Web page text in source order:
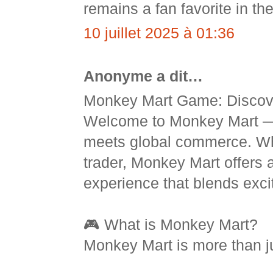
remains a fan favorite in
10 juillet 2025 à 01:36
Anonyme a dit…
Monkey Mart Game:
Welcome to Monkey Mart
meets global commerce.
trader, Monkey Mart offers
experience that blends
🎮 What is Monkey Mart?
Monkey Mart is more than